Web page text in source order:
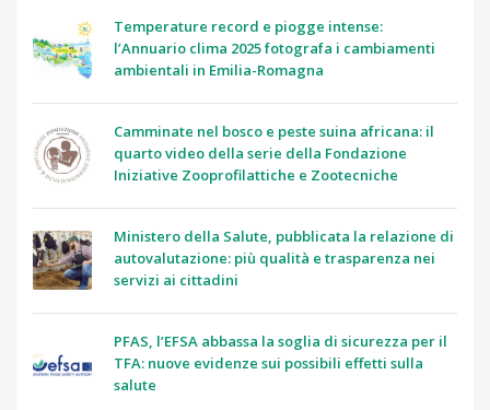
Temperature record e piogge intense:
l’Annuario clima 2025 fotografa i cambiamenti
ambientali in Emilia-Romagna
Camminate nel bosco e peste suina africana: il
quarto video della serie della Fondazione
Iniziative Zooprofilattiche e Zootecniche
Ministero della Salute, pubblicata la relazione di
autovalutazione: più qualità e trasparenza nei
servizi ai cittadini
PFAS, l’EFSA abbassa la soglia di sicurezza per il
TFA: nuove evidenze sui possibili effetti sulla
salute